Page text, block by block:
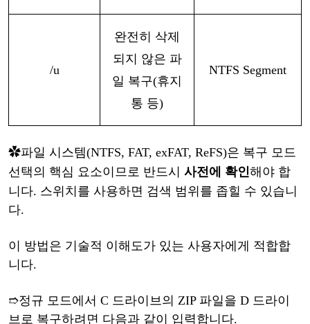
/u
완전히 삭제
되지 않은 파
일 복구(휴지
통 등)
NTFS Segment
✿파일 시스템(NTFS, FAT, exFAT, ReFS)은 복구 모드
선택의 핵심 요소이므로 반드시 사전에 확인해야 합
니다. 스위치를 사용하면 검색 범위를 좁힐 수 있습니
다.
이 방법은 기술적 이해도가 있는 사용자에게
적합합
니다.
➱정규 모드에서 C 드라이브의 ZIP 파일을 D 드라이
브로 복구하려면 다음과 같이 입력합니다.